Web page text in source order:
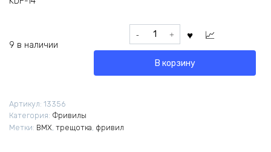
9 в наличии
Количество
товара
трещоткаВ корзину
Артикул: 13356
Категория: Фривилы
Метки: BMX трещотка фривил